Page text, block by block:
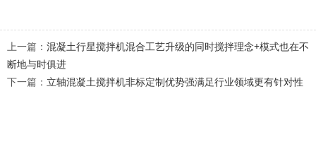
上一篇： 混凝土行星搅拌机混合工艺升级的同时搅拌理念+模式也在不
断地与时俱进
下一篇： 立轴混凝土搅拌机非标定制优势强满足行业领域更有针对性